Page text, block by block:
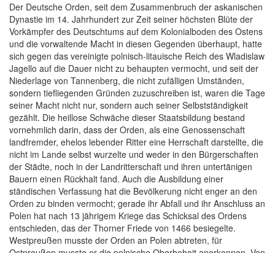
Der Deutsche Orden, seit dem Zusammenbruch der askanischen
Dynastie im 14. Jahrhundert zur Zeit seiner höchsten Blüte der
Vorkämpfer des Deutschtums auf dem Kolonialboden des Ostens
und die vorwaltende Macht in diesen Gegenden überhaupt, hatte
sich gegen das vereinigte polnisch-litauische Reich des Wladislaw
Jagello auf die Dauer nicht zu behaupten vermocht, und seit der
Niederlage von Tannenberg, die nicht zufälligen Umständen,
sondern tiefliegenden Gründen zuzuschreiben ist, waren die Tage
seiner Macht nicht nur, sondern auch seiner Selbstständigkeit
gezählt. Die heillose Schwäche dieser Staatsbildung bestand
vornehmlich darin, dass der Orden, als eine Genossenschaft
landfremder, ehelos lebender Ritter eine Herrschaft darstellte, die
nicht im Lande selbst wurzelte und weder in den Bürgerschaften
der Städte, noch in der Landritterschaft und ihren untertänigen
Bauern einen Rückhalt fand. Auch die Ausbildung einer
ständischen Verfassung hat die Bevölkerung nicht enger an den
Orden zu binden vermocht; gerade ihr Abfall und ihr Anschluss an
Polen hat nach 13 jährigem Kriege das Schicksal des Ordens
entschieden, das der Thorner Friede von 1466 besiegelte.
Westpreußen musste der Orden an Polen abtreten, für